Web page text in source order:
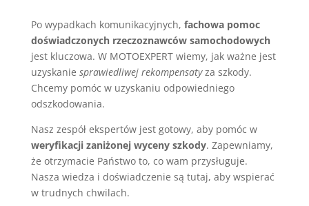
Po wypadkach komunikacyjnych, fachowa pomoc
doświadczonych rzeczoznawców samochodowych
jest kluczowa. W MOTOEXPERT wiemy, jak ważne jest
uzyskanie sprawiedliwej rekompensatyza szkody.
Chcemy pomóc w uzyskaniu odpowiedniego
odszkodowania.
Nasz zespół ekspertów jest gotowy, aby pomóc w
weryfikacji zaniżonej wyceny szkody. Zapewniamy,
że otrzymacie Państwo to, co wam przysługuje.
Nasza wiedza i doświadczenie są tutaj, aby wspierać
w trudnych chwilach.